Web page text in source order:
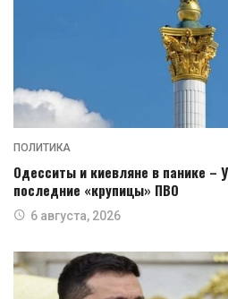
ПОЛИТИКА
Одесситы и киевляне в панике –
последние «крупицы» ПВО
6 августа, 2026